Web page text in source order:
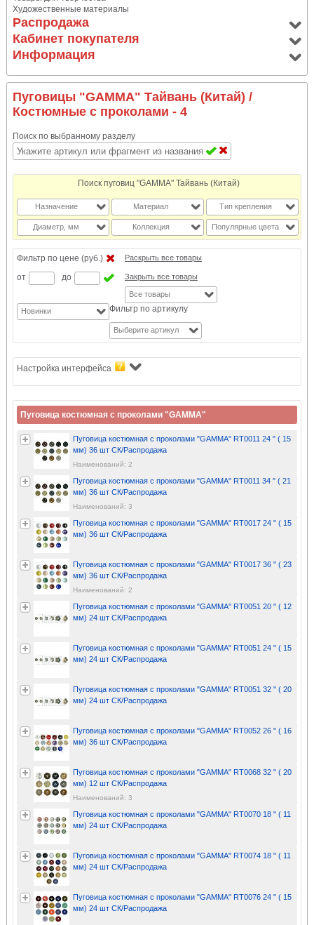
Художественные материалы
Распродажа
Кабинет покупателя
Информация
Пуговицы "GAMMA" Тайвань (Китай) /
Костюмные с проколами - 4
Поиск по выбранному разделу
Поиск пуговиц "GAMMA" Тайвань (Китай)
Назначение Материал Тип крепления
Диаметр, мм Коллекция Популярные цвета
Фильтр по цене (руб.)
от
до
Раскрыть все товары
Закрыть все товары
Все товары
Новинки
Фильтр по артикулу
Выберите артикул
Настройка интерфейса
Пуговица костюмная с проколами "GAMMA"
Пуговица костюмная с проколами "GAMMA" RT0011 24 " ( 15
мм) 36 шт СК/Распродажа
Наименований: 2
Пуговица костюмная с проколами "GAMMA" RT0011 34 " ( 21
мм) 36 шт СК/Распродажа
Наименований: 3
Пуговица костюмная с проколами "GAMMA" RT0017 24 " ( 15
мм) 36 шт СК/Распродажа
Пуговица костюмная с проколами "GAMMA" RT0017 36 " ( 23
мм) 36 шт СК/Распродажа
Наименований: 2
Пуговица костюмная с проколами "GAMMA" RT0051 20 " ( 12
мм) 24 шт СК/Распродажа
Пуговица костюмная с проколами "GAMMA" RT0051 24 " ( 15
мм) 24 шт СК/Распродажа
Пуговица костюмная с проколами "GAMMA" RT0051 32 " ( 20
мм) 24 шт СК/Распродажа
Пуговица костюмная с проколами "GAMMA" RT0052 26 " ( 16
мм) 36 шт СК/Распродажа
Пуговица костюмная с проколами "GAMMA" RT0068 32 " ( 20
мм) 12 шт СК/Распродажа
Наименований: 3
Пуговица костюмная с проколами "GAMMA" RT0070 18 " ( 11
мм) 24 шт СК/Распродажа
Пуговица костюмная с проколами "GAMMA" RT0074 18 " ( 11
мм) 24 шт СК/Распродажа
Пуговица костюмная с проколами "GAMMA" RT0076 24 " ( 15
мм) 24 шт СК/Распродажа